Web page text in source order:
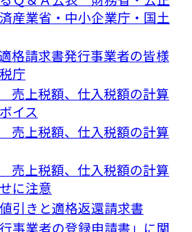
産業省・中小企業庁・国土
格請求書発⾏事業者の皆様
庁
売上税額、仕入税額の計算
イス
売上税額、仕入税額の計算
売上税額、仕入税額の計算
に注意
引きと適格返還請求書
事業者の登録申請書」に関